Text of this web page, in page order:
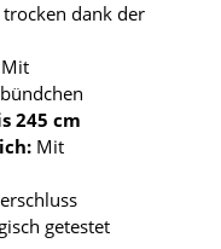
dank der
Mit
245 cm
Mit
getestet